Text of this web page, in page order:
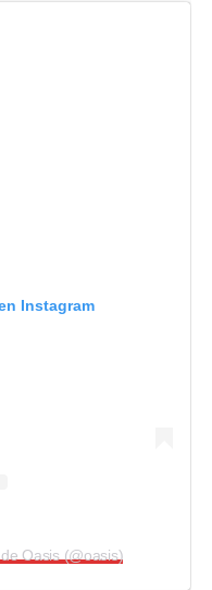
Instagram
Oasis (@oasis)